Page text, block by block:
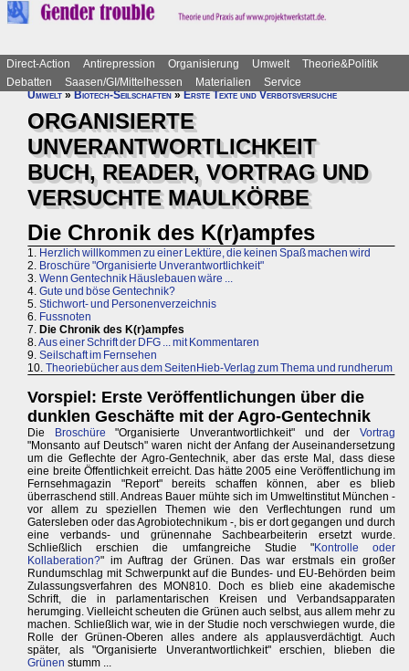
Direct-Action Antirepression Organisierung Umwelt
Theorie&Politik
Debatten
Saasen/GI/Mittelhessen Materialien
Service
Umwelt»Biotech-Seilschaften»Erste Texte und Verbotsversuche
ORGANISIERTE
UNVERANTWORTLICHKEIT
BUCH, READER, VORTRAG UND
VERSUCHTE MAULKÖRBE
Die Chronik des K(r)ampfes
1. Herzlich willkommen zu einer Lektüre, die keinen Spaß machen wird
2. Broschüre "Organisierte Unverantwortlichkeit"
3. Wenn Gentechnik Häuslebauen wäre ...
4. Gute und böse Gentechnik?
5. Stichwort- und Personenverzeichnis
6. Fussnoten
7. Die Chronik des K(r)ampfes
8.Aus einer Schrift der DFG ... mit Kommentaren
9. Seilschaft im Fernsehen
10. Theoriebücher aus dem SeitenHieb-Verlag zum Thema und rundherum
Vorspiel: Erste Veröffentlichungen über die
dunklen Geschäfte mit der Agro-Gentechnik
Die Broschüre "Organisierte Unverantwortlichkeit" und derVortrag
"Monsanto auf Deutsch" waren nicht der Anfang der Auseinandersetzung
um die Geflechte der Agro-Gentechnik, aber das erste Mal, dass diese
eine breite Öffentlichkeit erreicht. Das hätte 2005 eine Veröffentlichung im
Fernsehmagazin "Report" bereits schaffen können, aber es blieb
überraschend still. Andreas Bauer mühte sich im Umweltinstitut München -
vor allem zu speziellen Themen wie den Verflechtungen rund um
Gatersleben oder das Agrobiotechnikum -, bis er dort gegangen und durch
eine verbands- und grünennahe Sachbearbeiterin ersetzt wurde.
Schließlich erschien die umfangreiche Studie "Kontrolle oder
Kollaberation?" im Auftrag der Grünen. Das war erstmals ein großer
Rundumschlag mit Schwerpunkt auf die Bundes- und EU-Behörden beim
Zulassungsverfahren des MON810. Doch es blieb eine akademische
Schrift, die in parlamentarischen Kreisen und Verbandsapparaten
herumging. Vielleicht scheuten die Grünen auch selbst, aus allem mehr zu
machen. Schließlich war, wie in der Studie noch verschwiegen wurde, die
Rolle der Grünen-Oberen alles andere als applausverdächtigt. Auch
später, als "Organisierte Unverantwortlichkeit" erschien, blieben die
Grünen stumm ...